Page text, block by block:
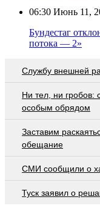
06:30 Июнь 11,
Бундестаг
потока — 2»
Службу внешней
Ни тел, ни гробов:
особым обрядом
Заставим
обещание
СМИ сообщили о
Туск заявил о